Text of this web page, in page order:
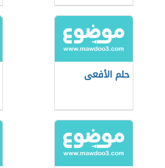
المنام؟
حلم الأفعى